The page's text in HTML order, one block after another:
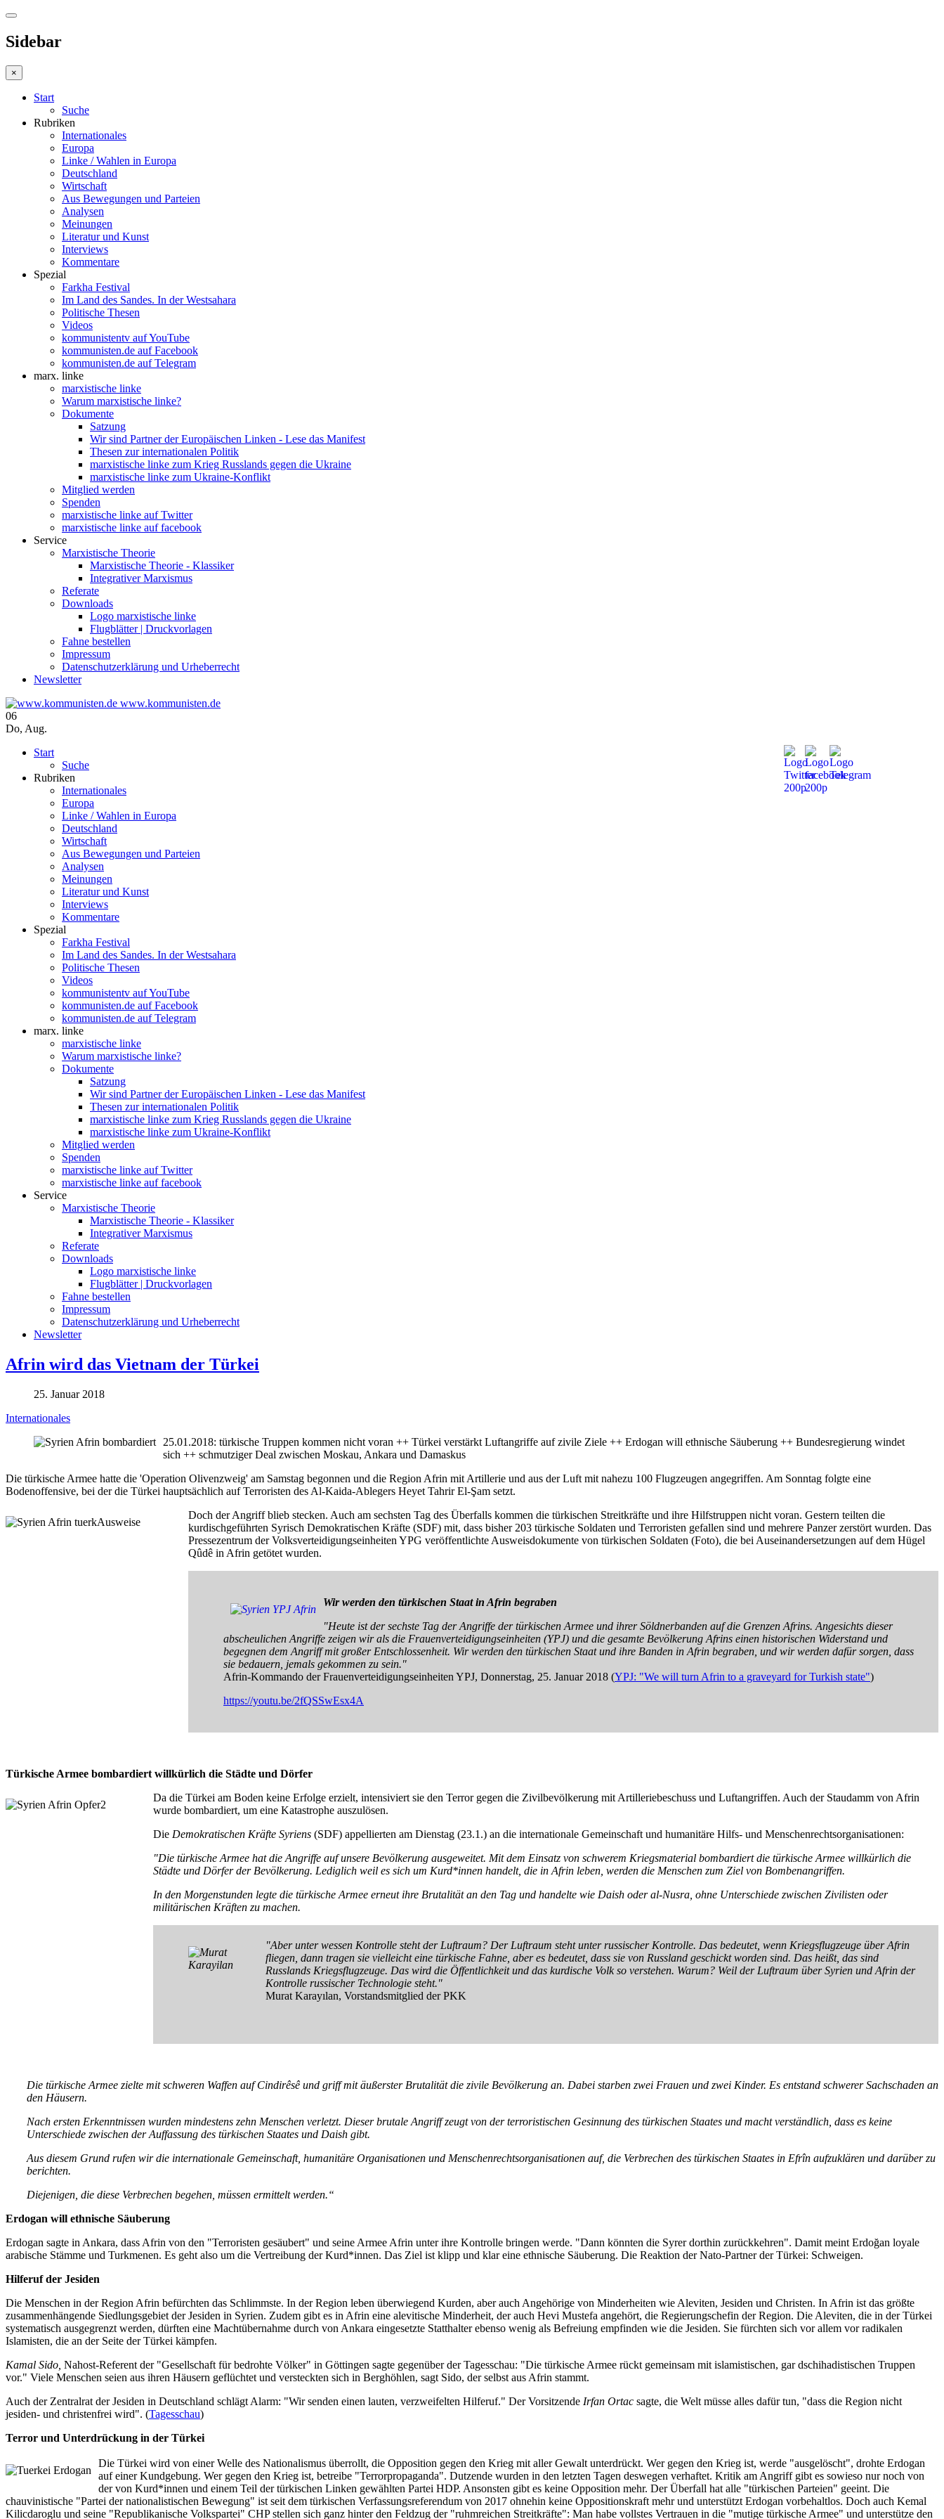
Sidebar
×
Start
Suche
Rubriken
Internationales
Europa
Linke / Wahlen in Europa
Deutschland
Wirtschaft
Aus Bewegungen und Parteien
Analysen
Meinungen
Literatur und Kunst
Interviews
Kommentare
Spezial
Farkha Festival
Im Land des Sandes. In der Westsahara
Politische Thesen
Videos
kommunistentv auf YouTube
kommunisten.de auf Facebook
kommunisten.de auf Telegram
marx. linke
marxistische linke
Warum marxistische linke?
Dokumente
Satzung
Wir sind Partner der Europäischen Linken - Lese das Manifest
Thesen zur internationalen Politik
marxistische linke zum Krieg Russlands gegen die Ukraine
marxistische linke zum Ukraine-Konflikt
Mitglied werden
Spenden
marxistische linke auf Twitter
marxistische linke auf facebook
Service
Marxistische Theorie
Marxistische Theorie - Klassiker
Integrativer Marxismus
Referate
Downloads
Logo marxistische linke
Flugblätter | Druckvorlagen
Fahne bestellen
Impressum
Datenschutzerklärung und Urheberrecht
Newsletter
www.kommunisten.de
06
Do, Aug.
Start
Suche
Rubriken
Internationales
Europa
Linke / Wahlen in Europa
Deutschland
Wirtschaft
Aus Bewegungen und Parteien
Analysen
Meinungen
Literatur und Kunst
Interviews
Kommentare
Spezial
Farkha Festival
Im Land des Sandes. In der Westsahara
Politische Thesen
Videos
kommunistentv auf YouTube
kommunisten.de auf Facebook
kommunisten.de auf Telegram
marx. linke
marxistische linke
Warum marxistische linke?
Dokumente
Satzung
Wir sind Partner der Europäischen Linken - Lese das Manifest
Thesen zur internationalen Politik
marxistische linke zum Krieg Russlands gegen die Ukraine
marxistische linke zum Ukraine-Konflikt
Mitglied werden
Spenden
marxistische linke auf Twitter
marxistische linke auf facebook
Service
Marxistische Theorie
Marxistische Theorie - Klassiker
Integrativer Marxismus
Referate
Downloads
Logo marxistische linke
Flugblätter | Druckvorlagen
Fahne bestellen
Impressum
Datenschutzerklärung und Urheberrecht
Newsletter
Afrin wird das Vietnam der Türkei
25. Januar 2018
Internationales
25.01.2018: türkische Truppen kommen nicht voran ++ Türkei verstärkt Luftangriffe auf zivile Ziele ++ Erdogan will ethnische Säuberung ++ Bundesregierung windet
sich ++ schmutziger Deal zwischen Moskau, Ankara und Damaskus
Die türkische Armee hatte die 'Operation Olivenzweig' am Samstag begonnen und die Region Afrin mit Artillerie und aus der Luft mit nahezu 100 Flugzeugen angegriffen. Am Sonntag folgte eine
Bodenoffensive, bei der die Türkei hauptsächlich auf Terroristen des Al-Kaida-Ablegers Heyet Tahrir El-Şam setzt.
Doch der Angriff blieb stecken. Auch am sechsten Tag des Überfalls kommen die türkischen Streitkräfte und ihre Hilfstruppen nicht voran. Gestern teilten die
kurdischgeführten Syrisch Demokratischen Kräfte (SDF) mit, dass bisher 203 türkische Soldaten und Terroristen gefallen sind und mehrere Panzer zerstört wurden. Das
Pressezentrum der Volksverteidigungseinheiten YPG veröffentlichte Ausweisdokumente von türkischen Soldaten (Foto), die bei Auseinandersetzungen auf dem Hügel
Qûdê in Afrin getötet wurden.
Wir werden den türkischen Staat in Afrin begraben
"Heute ist der sechste Tag der Angriffe der türkischen Armee und ihrer Söldnerbanden auf die Grenzen Afrins. Angesichts dieser
abscheulichen Angriffe zeigen wir als die Frauenverteidigungseinheiten (YPJ) und die gesamte Bevölkerung Afrins einen historischen Widerstand und
begegnen dem Angriff mit großer Entschlossenheit. Wir werden den türkischen Staat und ihre Banden in Afrin begraben, und wir werden dafür sorgen, dass
sie bedauern, jemals gekommen zu sein."
Afrin-Kommando der Frauenverteidigungseinheiten YPJ, Donnerstag, 25. Januar 2018 (YPJ: "We will turn Afrin to a graveyard for Turkish state")
https://youtu.be/2fQSSwEsx4A
Türkische Armee bombardiert willkürlich die Städte und Dörfer
Da die Türkei am Boden keine Erfolge erzielt, intensiviert sie den Terror gegen die Zivilbevölkerung mit Artilleriebeschuss und Luftangriffen. Auch der Staudamm von Afrin
wurde bombardiert, um eine Katastrophe auszulösen.
Die Demokratischen Kräfte Syriens (SDF) appellierten am Dienstag (23.1.) an die internationale Gemeinschaft und humanitäre Hilfs- und Menschenrechtsorganisationen:
"Die türkische Armee hat die Angriffe auf unsere Bevölkerung ausgeweitet. Mit dem Einsatz von schwerem Kriegsmaterial bombardiert die türkische Armee willkürlich die
Städte und Dörfer der Bevölkerung. Lediglich weil es sich um Kurd*innen handelt, die in Afrin leben, werden die Menschen zum Ziel von Bombenangriffen.
In den Morgenstunden legte die türkische Armee erneut ihre Brutalität an den Tag und handelte wie Daish oder al-Nusra, ohne Unterschiede zwischen Zivilisten oder
militärischen Kräften zu machen.
"Aber unter wessen Kontrolle steht der Luftraum? Der Luftraum steht unter russischer Kontrolle. Das bedeutet, wenn Kriegsflugzeuge über Afrin
fliegen, dann tragen sie vielleicht eine türkische Fahne, aber es bedeutet, dass sie von Russland geschickt worden sind. Das heißt, das sind
Russlands Kriegsflugzeuge. Das wird die Öffentlichkeit und das kurdische Volk so verstehen. Warum? Weil der Luftraum über Syrien und Afrin der
Kontrolle russischer Technologie steht."
Murat Karayılan, Vorstandsmitglied der PKK
Die türkische Armee zielte mit schweren Waffen auf Cindirêsê und griff mit äußerster Brutalität die zivile Bevölkerung an. Dabei starben zwei Frauen und zwei Kinder. Es entstand schwerer Sachschaden an
den Häusern.
Nach ersten Erkenntnissen wurden mindestens zehn Menschen verletzt. Dieser brutale Angriff zeugt von der terroristischen Gesinnung des türkischen Staates und macht verständlich, dass es keine
Unterschiede zwischen der Auffassung des türkischen Staates und Daish gibt.
Aus diesem Grund rufen wir die internationale Gemeinschaft, humanitäre Organisationen und Menschenrechtsorganisationen auf, die Verbrechen des türkischen Staates in Efrîn aufzuklären und darüber zu
berichten.
Diejenigen, die diese Verbrechen begehen, müssen ermittelt werden.“
Erdogan will ethnische Säuberung
Erdogan sagte in Ankara, dass Afrin von den "Terroristen gesäubert" und seine Armee Afrin unter ihre Kontrolle bringen werde. "Dann könnten die Syrer dorthin zurückkehren". Damit meint Erdoğan loyale
arabische Stämme und Turkmenen. Es geht also um die Vertreibung der Kurd*innen. Das Ziel ist klipp und klar eine ethnische Säuberung. Die Reaktion der Nato-Partner der Türkei: Schweigen.
Hilferuf der Jesiden
Die Menschen in der Region Afrin befürchten das Schlimmste. In der Region leben überwiegend Kurden, aber auch Angehörige von Minderheiten wie Aleviten, Jesiden und Christen. In Afrin ist das größte
zusammenhängende Siedlungsgebiet der Jesiden in Syrien. Zudem gibt es in Afrin eine alevitische Minderheit, der auch Hevi Mustefa angehört, die Regierungschefin der Region. Die Aleviten, die in der Türkei
systematisch ausgegrenzt werden, dürften eine Machtübernahme durch von Ankara eingesetzte Statthalter ebenso wenig als Befreiung empfinden wie die Jesiden. Sie fürchten sich vor allem vor radikalen
Islamisten, die an der Seite der Türkei kämpfen.
Kamal Sido, Nahost-Referent der "Gesellschaft für bedrohte Völker" in Göttingen sagte gegenüber der Tagesschau: "Die türkische Armee rückt gemeinsam mit islamistischen, gar dschihadistischen Truppen
vor." Viele Menschen seien aus ihren Häusern geflüchtet und versteckten sich in Berghöhlen, sagt Sido, der selbst aus Afrin stammt.
Auch der Zentralrat der Jesiden in Deutschland schlägt Alarm: "Wir senden einen lauten, verzweifelten Hilferuf." Der Vorsitzende Irfan Ortac sagte, die Welt müsse alles dafür tun, "dass die Region nicht
jesiden- und christenfrei wird". (Tagesschau)
Terror und Unterdrückung in der Türkei
Die Türkei wird von einer Welle des Nationalismus überrollt, die Opposition gegen den Krieg mit aller Gewalt unterdrückt. Wer gegen den Krieg ist, werde "ausgelöscht", drohte Erdogan
auf einer Kundgebung. Wer gegen den Krieg ist, betreibe "Terrorpropaganda". Dutzende wurden in den letzten Tagen deswegen verhaftet. Kritik am Angriff gibt es sowieso nur noch von
der von Kurd*innen und einem Teil der türkischen Linken gewählten Partei HDP. Ansonsten gibt es keine Opposition mehr. Der Überfall hat alle "türkischen Parteien" geeint. Die
chauvinistische "Partei der nationalistischen Bewegung" ist seit dem türkischen Verfassungsreferendum von 2017 ohnehin keine Oppositionskraft mehr und unterstützt Erdogan vorbehaltlos. Doch auch Kemal
Kilicdaroglu und seine "Republikanische Volkspartei" CHP stellen sich ganz hinter den Feldzug der "ruhmreichen Streitkräfte": Man habe vollstes Vertrauen in die "mutige türkische Armee" und unterstütze den